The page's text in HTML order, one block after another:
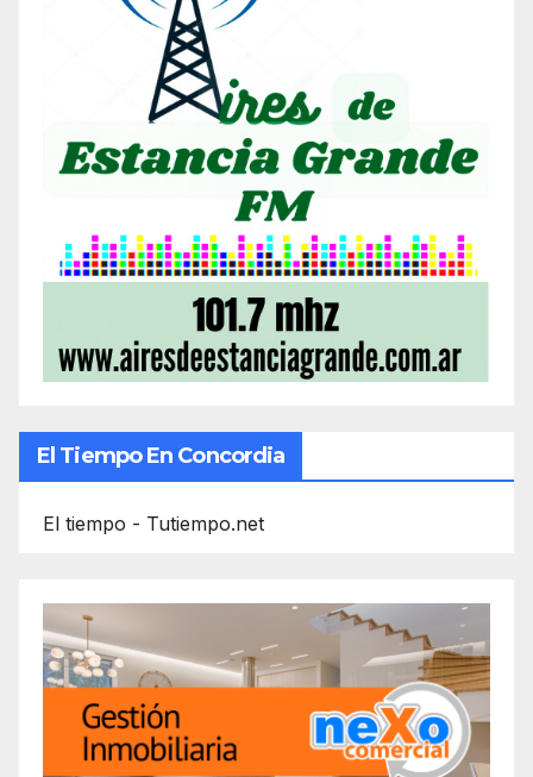
El Tiempo En Concordia
El tiempo - Tutiempo.net